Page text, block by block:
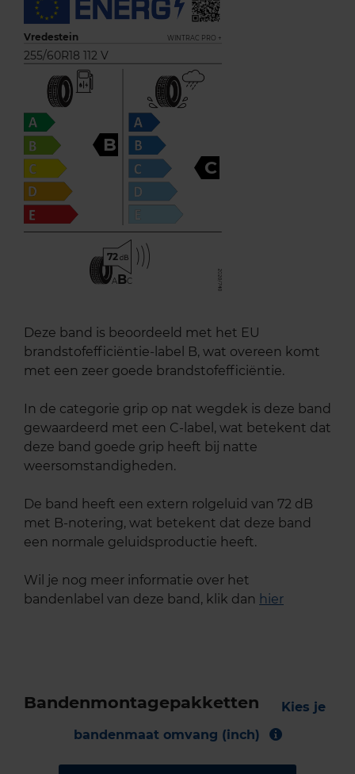
Vredestein WINTRAC PRO +
255/60R18 112 V
B
C
72
ABC
Deze band is beoordeeld met het EU
brandstofefficiëntie-label B, wat overeen komt
met een zeer goede brandstofefficiëntie.
In de categorie grip op nat wegdek is deze band
gewaardeerd met een C-label, wat betekent dat
deze band goede grip heeft bij natte
weersomstandigheden.
De band heeft een extern rolgeluid van 72 dB
met B-notering, wat betekent dat deze band
een normale geluidsproductie heeft.
Wil je nog meer informatie over het
bandenlabel van deze band, klik dan hier
Bandenmontagepakketten
Kies je
bandenmaat omvang (inch)